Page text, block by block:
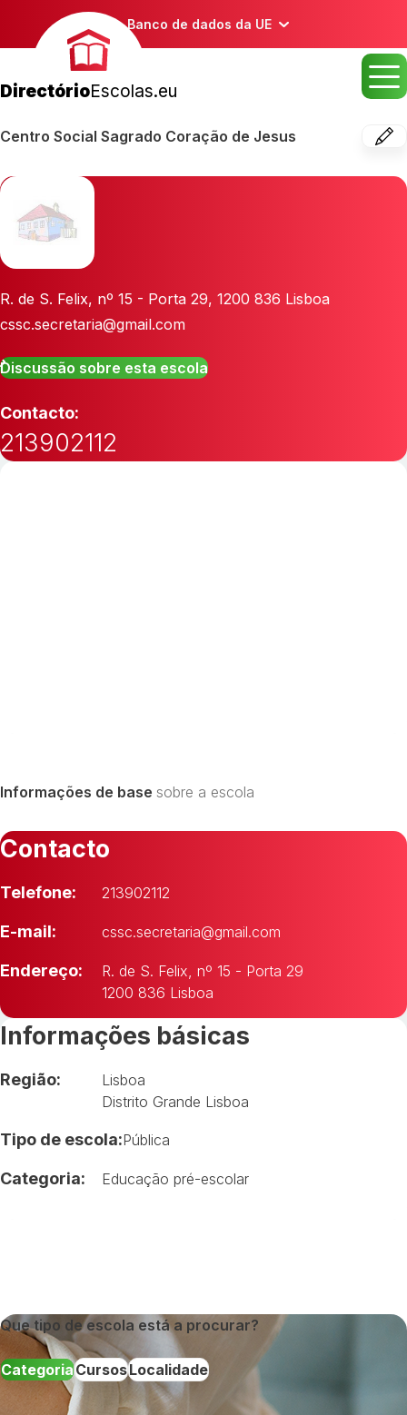
Banco de dados da UE
DirectórioEscolas.eu
Centro Social Sagrado Coração de Jesus
R. de S. Felix, nº 15 - Porta 29, 1200 836 Lisboa
cssc.secretaria@gmail.com
Discussão sobre esta escola
Contacto:
213902112
Informações de base sobre a escola
Contacto
Telefone: 213902112
E-mail: cssc.secretaria@gmail.com
Endereço:
R. de S. Felix, nº 15 - Porta 29
1200 836 Lisboa
Informações básicas
Região:
Lisboa
Distrito Grande Lisboa
Tipo de escola:Pública
Categoria: Educação pré-escolar
Que tipo de escola está a procurar?
CategoriaCursosLocalidade